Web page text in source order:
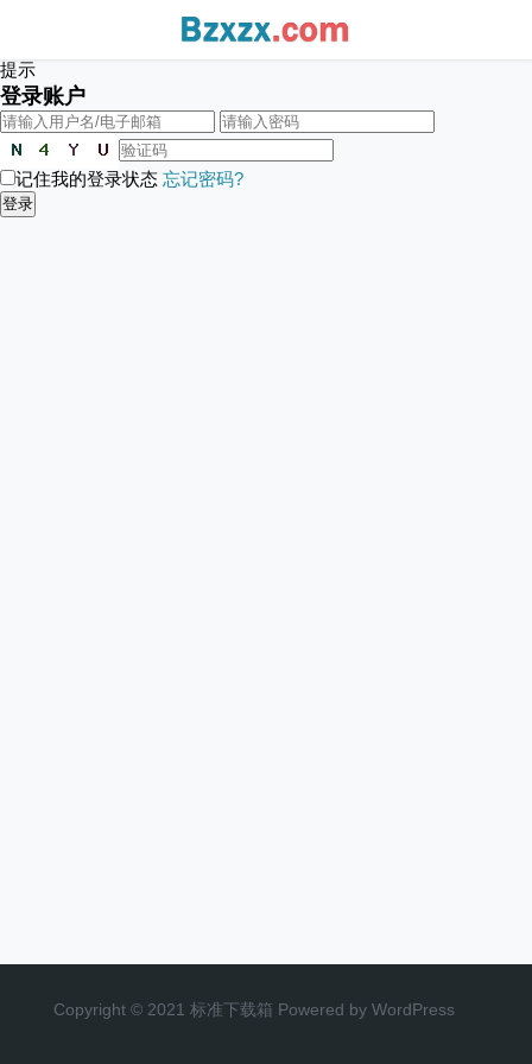
提示
登录账户
记住我的登录状态 忘记密码?
登录
Copyright © 2021 标准下载箱 Powered by WordPress